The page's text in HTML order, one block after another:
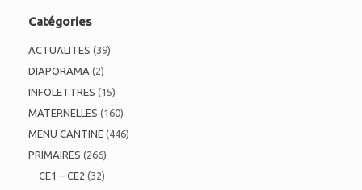
Catégories
ACTUALITES (39)
DIAPORAMA (2)
INFOLETTRES (15)
MATERNELLES (160)
MENU CANTINE (446)
PRIMAIRES (266)
CE1 – CE2 (32)